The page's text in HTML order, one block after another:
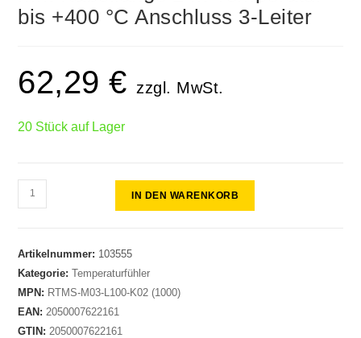
bis +400 °C Anschluss 3-Leiter
62,29€ zzgl. MwSt.
20 Stück auf Lager
IN DEN WARENKORB
Artikelnummer: 103555
Kategorie:Temperaturfühler
MPN: RTMS-M03-L100-K02 (1000)
EAN: 2050007622161
GTIN: 2050007622161